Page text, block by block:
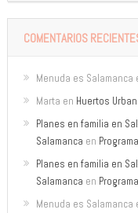
COMENTARIOS
Menuda es Salamanca
Marta en Huertos
Planes en familia en
Salamanca en
Planes en familia en
Salamanca en
Menuda es Salamanca